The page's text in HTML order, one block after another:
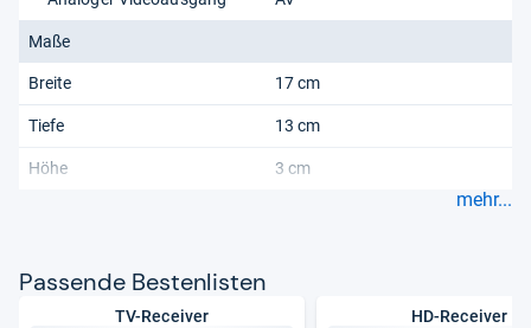
Maße
Breite 17 cm
Tiefe 13 cm
Höhe 3 cm
mehr...
Pas­sende Bes­ten­lis­ten
TV-Receiver HD-Receiver